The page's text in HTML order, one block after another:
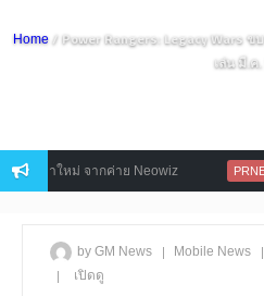
Home/ Power Rangers: Legacy Wars ข
เล่น มี.ค
4 มาใหม่ จากค่าย Neowiz PRNEWS
by GM News | Mobile News |
|
เปิดดู